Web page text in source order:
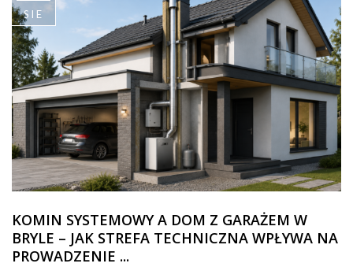
SIE
KOMIN SYSTEMOWY A DOM Z GARAŻEM W
BRYLE – JAK STREFA TECHNICZNA WPŁYWA NA
PROWADZENIE ...